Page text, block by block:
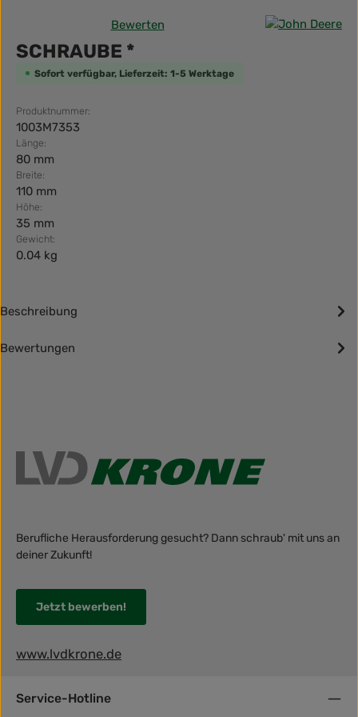
Durchschnittliche Bewertung von 0 von 5 Sternen
Bewerten
SCHRAUBE *
Sofort verfügbar, Lieferzeit: 1-5 Werktage
Produktnummer:
1003M7353
Länge:
80 mm
Breite:
110 mm
Höhe:
35 mm
Gewicht:
0.04 kg
Beschreibung
Bewertungen
Berufliche Herausforderung gesucht? Dann schraub' mit uns an
deiner Zukunft!
Jetzt bewerben!
www.lvdkrone.de
Service-Hotline